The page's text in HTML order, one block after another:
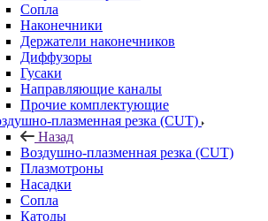
Сопла
Наконечники
Держатели наконечников
Диффузоры
Гусаки
Направляющие каналы
Прочие комплектующие
плазменная резка (CUT)
Назад
Воздушно-плазменная резка (CUT)
Плазмотроны
Насадки
Сопла
Катоды